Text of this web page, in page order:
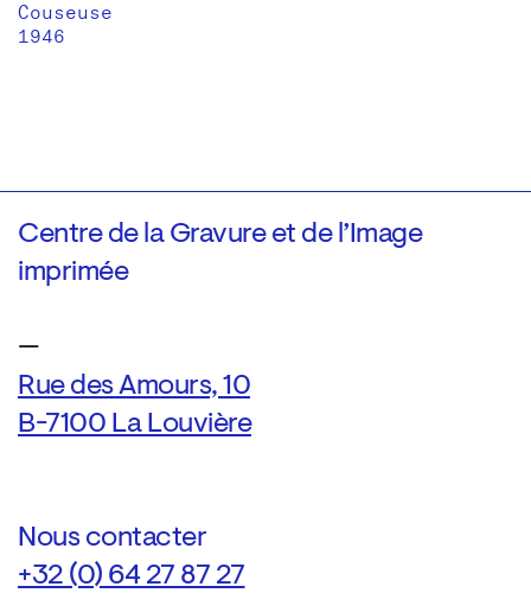
Couseuse
1946
Centre de la Gravure et de l’Image
imprimée
—
Rue des Amours, 10
B-7100 La Louvière
Nous contacter
+32 (0) 64 27 87 27